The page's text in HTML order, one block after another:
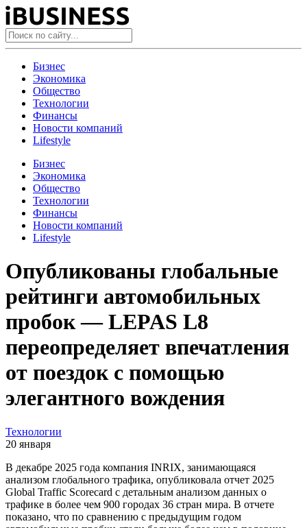
Бизнес
Экономика
Общество
Технологии
Финансы
Новости компаний
Lifestyle
Бизнес
Экономика
Общество
Технологии
Финансы
Новости компаний
Lifestyle
Опубликованы глобальные
рейтинги автомобильных
пробок — LEPAS L8
переопределяет впечатления
от поездок с помощью
элегантного вождения
Технологии
20 января
В декабре 2025 года компания INRIX, занимающаяся
анализом глобального трафика, опубликовала отчет 2025
Global Traffic Scorecard с детальным анализом данных о
трафике в более чем 900 городах 36 стран мира. В отчете
показано, что по сравнению с предыдущим годом